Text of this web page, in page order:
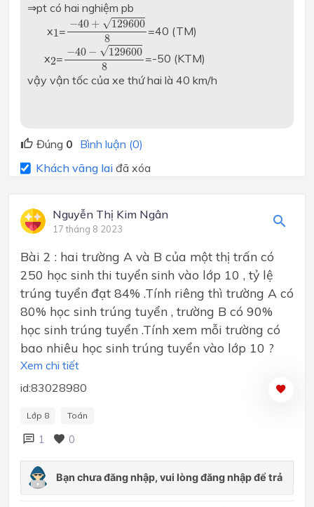
⇒pt có hai nghiệm pb
x1
1= −40 + √129600
8
40+1296008
=40 (TM)
x2
2= −40 − √129600
8
40− 1296008
=-50 (KTM)
vậy vận tốc của xe thứ hai là 40 km/h
Đúng 0 Bình luận (0)
Khách vãng lai đã xóa
Nguyễn Thị Kim Ngân
17 tháng 8 2023
Bài 2 : hai trường A và B của một thị trấn có
250 học sinh thi tuyển sinh vào lớp 10 , tỷ lệ
trúng tuyển đạt 84% .Tính riêng thì trường A có
80% học sinh trúng tuyển , trường B có 90%
học sinh trúng tuyển .Tính xem mỗi trường có
bao nhiêu học sinh trúng tuyển vào lớp 10 ?
Xem chi tiết
id:83028980
Lớp 8 Toán
1 0